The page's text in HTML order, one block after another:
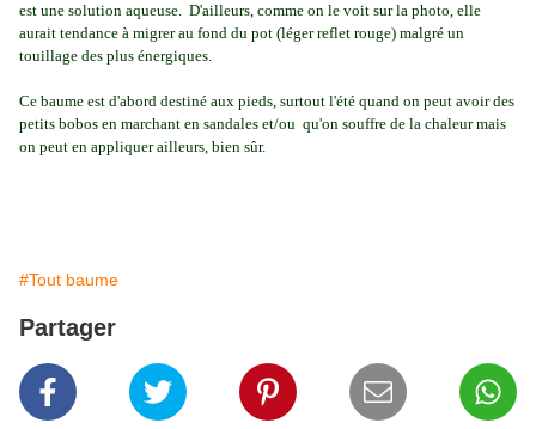
est une solution aqueuse. D'ailleurs, comme on le voit sur la photo, elle
aurait tendance à migrer au fond du pot (léger reflet rouge) malgré un
touillage des plus énergiques.
Ce baume est d'abord destiné aux pieds, surtout l'été quand on peut avoir des
petits bobos en marchant en sandales et/ou qu'on souffre de la chaleur mais
on peut en appliquer ailleurs, bien sûr.
#Tout baume
Partager